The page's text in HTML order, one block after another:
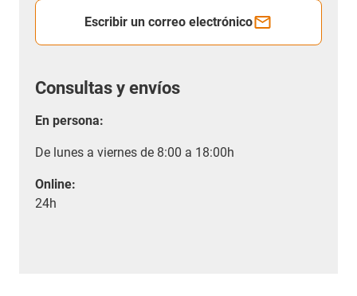
Escribir un correo electrónico
Consultas y envíos
En persona:
De lunes a viernes de 8:00 a 18:00h
Online:
24h